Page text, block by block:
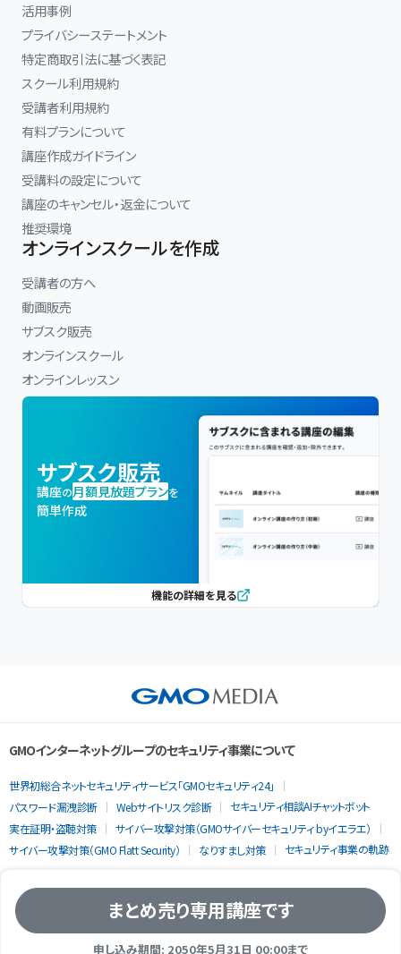
まとめ売り専用講座です
申し込み期間: 2050年5月31日 00:00まで
活用事例
プライバシーステートメント
特定商取引法に基づく表記
スクール利用規約
受講者利用規約
有料プランについて
講座作成ガイドライン
受講料の設定について
講座のキャンセル・返金について
推奨環境
オンラインスクールを作成
受講者の方へ
動画販売
サブスク販売
オンラインスクール
オンラインレッスン
サブスク販売
講座の月額見放題プランを
簡単作成
機能の詳細を見る
GMOインターネットグループのセキュリティ事業について
世界初総合ネットセキュリティサービス「GMOセキュリティ24」
パスワード漏洩診断
Webサイトリスク診断
セキュリティ相談AIチャットボット
実在証明・盗聴対策
サイバー攻撃対策（GMOサイバーセキュリティ byイエラエ）
サイバー攻撃対策（GMO Flatt Security）
なりすまし対策 セキュリティ事業の軌跡